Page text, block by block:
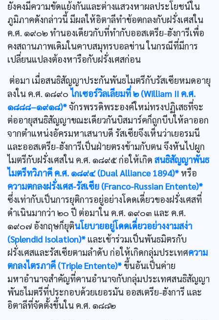
ยังคงมีความขัดแย้งกันและต่างแสวงหาผลประโยชน์ใน
ภูมิภาคดังกล่าวนี้ มีผลให้อิตาลีทำข้อตกลงกับฝรั่งเศสใน
ค.ศ. ๑๙๐๒ ทำนองเดียวกับที่ทำกับออสเตรีย-ฮังการีเพื่อ
คงสถานภาพเดิมในคาบสมุทรบอลข่าน ในกรณีที่มีการ
เปลี่ยนแปลงต้องหารือกับฝรั่งเศสก่อน
ต่อมา เมื่อสนธิสัญญาประกันพันธไมตรีกับรัสเซียหมดอายุ
ลงใน ค.ศ. ๑๘๙๐ ไกเซอร์วิลเลียมที่ ๒ (William II ค.ศ.
๑๘๘๘–๑๙๑๘)*จักรพรรดิพระองค์ใหม่ทรงปฏิเสธที่จะ
ต่ออายุสนธิสัญญาขณะเดียวกันบิสมาร์คก็ถูกบีบให้ลาออก
จากตำแหน่งอัครมหาเสนาบดี รัสเซียจึงเห็นว่าเยอรมนี
และออสเตรีย-ฮังการีเป็นฝ่ายตรงข้ามกับตน จึงหันไปผูก
ไมตรีกับฝรั่งเศสใน ค.ศ. ๑๘๙๕ ก่อให้เกิด สนธิสัญญาพันธ
ไมตรีทวิภาคี ค.ศ. ๑๘๙๔ (Dual Alliance 1894)* หรือ
ความตกลงฝรั่งเศส-รัสเซีย (Franco-Russian Entente)*
ซึ่งเท่ากับเป็นการยุติการอยู่อย่างโดดเดี่ยวของฝรั่งเศสที่
ดำเนินมากว่า ๒๐ ปี ต่อมาใน ค.ศ. ๑๙๐๓ และ ค.ศ.
๑๙๐๗ อังกฤษก็ยุตินโยบายอยู่โดดเดี่ยวอย่างงามสง่า
(Splendid Isolation)* และเข้าร่วมเป็นพันธมิตรกับ
ฝรั่งเศสและรัสเซียตามลำดับ ก่อให้เกิดกลุ่มประเทศความ
ตกลงไตรภาคี (Triple Entente)* ขึ้นอันเป็นค่าย
มหาอำนาจสำคัญที่คานอำนาจกับกลุ่มประเทศสนธิสัญญา
พันธไมตรีที่ประกอบด้วยเยอรมัน ออสเตรีย-ฮังการี และ
อิตาลีที่จัดตั้งขึ้นใน ค.ศ. ๑๘๘๒